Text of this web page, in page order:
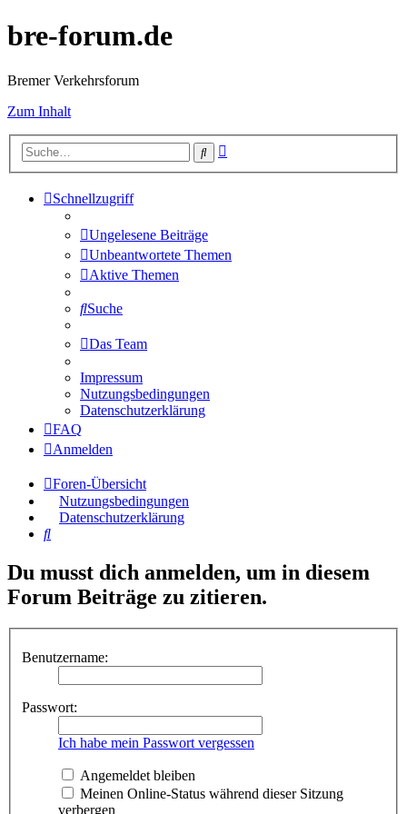
bre-forum.de
Bremer Verkehrsforum
Zum Inhalt
Suche
Schnellzugriff
Ungelesene Beiträge
Unbeantwortete Themen
Aktive Themen
Suche
Das Team
Impressum
Nutzungsbedingungen
Datenschutzerklärung
FAQ
Anmelden
Foren-Übersicht
Nutzungsbedingungen
Datenschutzerklärung
Suche
Du musst dich anmelden, um in diesem
Forum Beiträge zu zitieren.
Benutzername:
Passwort:
Ich habe mein Passwort vergessen
Angemeldet bleiben
Meinen Online-Status während dieser Sitzung
verbergen